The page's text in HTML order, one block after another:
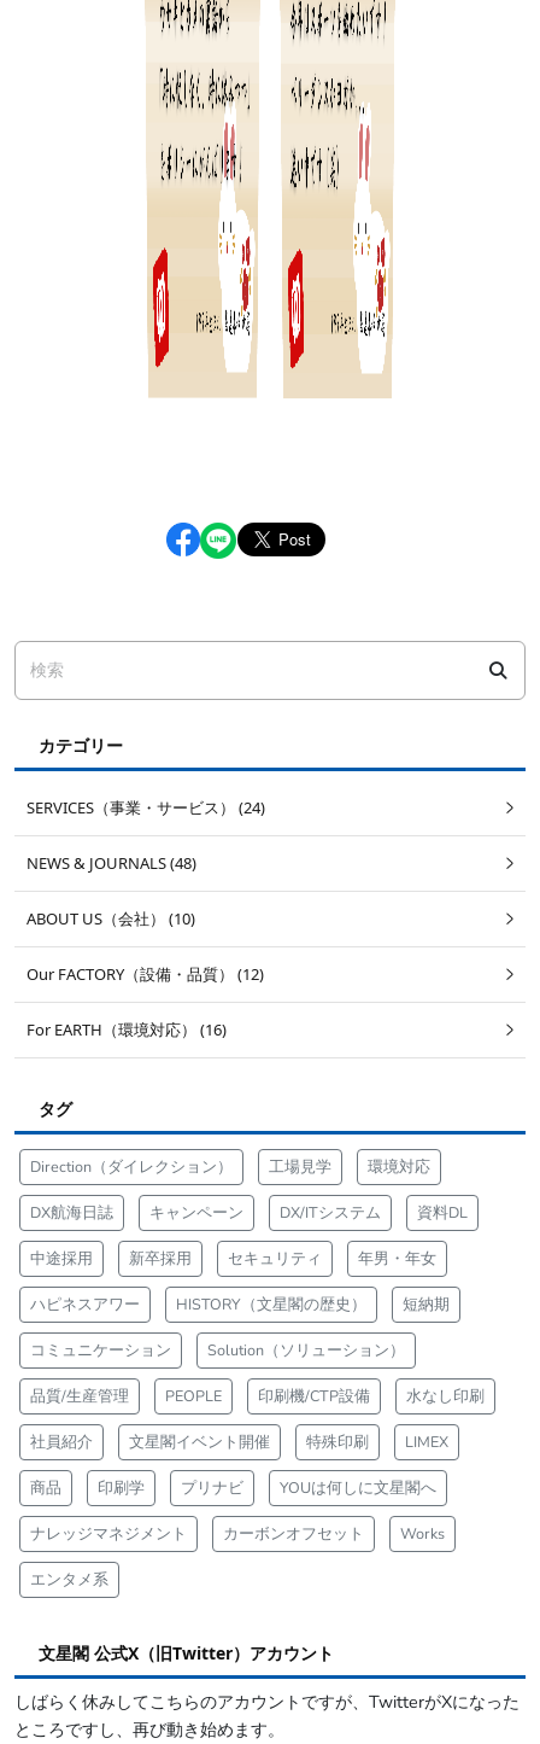
カテゴリー
SERVICES（事業・サービス） (24)
NEWS & JOURNALS (48)
ABOUT US（会社） (10)
Our FACTORY（設備・品質） (12)
For EARTH（環境対応） (16)
タグ
Direction（ダイレクション） 工場見学 環境対応
DX航海日誌 キャンペーン DX/ITシステム 資料DL
中途採用 新卒採用 セキュリティ 年男・年女
ハピネスアワー HISTORY（文星閣の歴史） 短納期
コミュニケーション Solution（ソリューション）
品質/生産管理 PEOPLE 印刷機/CTP設備 水なし印刷
社員紹介 文星閣イベント開催 特殊印刷 LIMEX
商品 印刷学 プリナビ YOUは何しに文星閣へ
ナレッジマネジメント カーボンオフセット Works
エンタメ系
文星閣 公式X（旧Twitter）アカウント
しばらく休みしてこちらのアカウントですが、TwitterがXになった
ところですし、再び動き始めます。